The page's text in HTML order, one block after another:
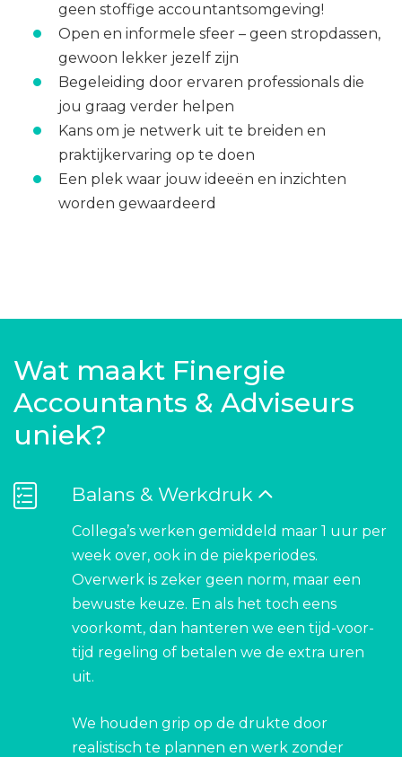
geen stoffige accountantsomgeving!
Open en informele sfeer – geen stropdassen,
gewoon lekker jezelf zijn
Begeleiding door ervaren professionals die
jou graag verder helpen
Kans om je netwerk uit te breiden en
praktijkervaring op te doen
Een plek waar jouw ideeën en inzichten
worden gewaardeerd
Wat maakt Finergie
Accountants & Adviseurs
uniek?
Balans & Werkdruk
Collega’s werken gemiddeld maar 1 uur per
week over, ook in de piekperiodes.
Overwerk is zeker geen norm, maar een
bewuste keuze. En als het toch eens
voorkomt, dan hanteren we een tijd-voor-
tijd regeling of betalen we de extra uren
uit.
We houden grip op de drukte door
realistisch te plannen en werk zonder